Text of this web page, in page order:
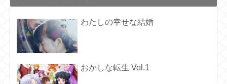
わたしの幸せな結婚
おかしな転生 Vol.1